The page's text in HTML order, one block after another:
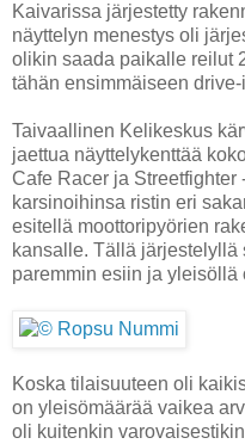
Kaivarissa järjestetty
näyttelyn menestys oli
olikin saada paikalle reilut
tähän ensimmäiseen
Taivaallinen Kelikeskus
jaettua näyttelykenttää
Cafe Racer ja
karsinoihinsa ristin eri
esitellä moottoripyörien
kansalle. Tällä
paremmin esiin ja
Koska tilaisuuteen oli
on yleisömäärää vaikea
oli kuitenkin